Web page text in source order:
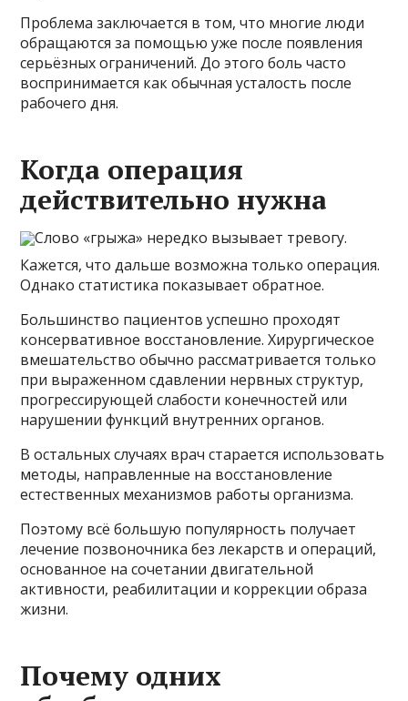
Проблема заключается в том, что многие люди
обращаются за помощью уже после появления
серьёзных ограничений. До этого боль часто
воспринимается как обычная усталость после
рабочего дня.
Когда операция
действительно нужна
Слово «грыжа» нередко вызывает тревогу.
Кажется, что дальше возможна только операция.
Однако статистика показывает обратное.
Большинство пациентов успешно проходят
консервативное восстановление. Хирургическое
вмешательство обычно рассматривается только
при выраженном сдавлении нервных структур,
прогрессирующей слабости конечностей или
нарушении функций внутренних органов.
В остальных случаях врач старается использовать
методы, направленные на восстановление
естественных механизмов работы организма.
Поэтому всё большую популярность получает
лечение позвоночника без лекарств и операций,
основанное на сочетании двигательной
активности, реабилитации и коррекции образа
жизни.
Почему одних